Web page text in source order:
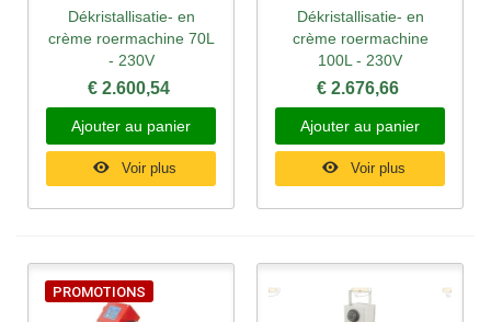
Dékristallisatie- en
crème roermachine 70L
- 230V
€ 2.600,54
Ajouter au panier
Voir plus
Dékristallisatie- en
crème roermachine
100L - 230V
€ 2.676,66
Ajouter au panier
Voir plus
PROMOTIONS